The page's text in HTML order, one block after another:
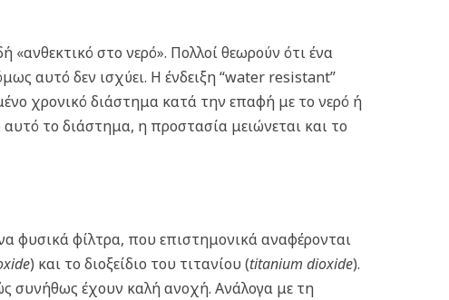
στο νερό». Πολλοί θεωρούν ότι ένα
αυτό δεν ισχύει. Η ένδειξη “water resistant”
χρονικό διάστημα κατά την επαφή με το νερό ή
το διάστημα, η προστασία μειώνεται και το
φυσικά φίλτρα, που επιστημονικά αναφέρονται
) και το διοξείδιο του τιτανίου (titanium dioxide).
συνήθως έχουν καλή ανοχή. Ανάλογα με τη